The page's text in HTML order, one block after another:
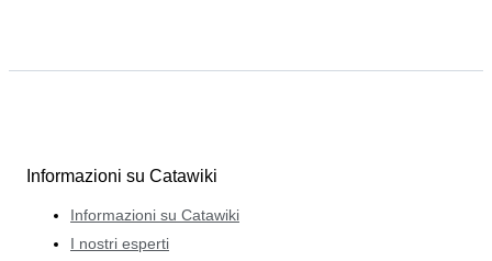
Informazioni su Catawiki
Informazioni su Catawiki
I nostri esperti